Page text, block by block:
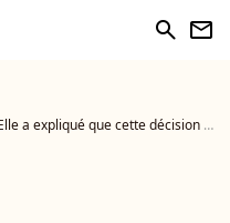
search newsletter
que cette décision assumée visait à respecter le confort des personnes âgées, mais aussi l'investissement des spectateurs ayant payé très cher leurs places en "carré or". Exclusif - Le chanteur Renaud (Séchan) en dédicace à l'occasion de la sortie de "Renaud le livre" signé Erwan L'Eléouet et préfacé par sa fille Lolita Séchan, à la Libraire bordelaise Les 400 Coups de P.Poutou à Bordeaux, France, le 28 mars 2026. © Fabien Cottereau/Bestimage - Photo